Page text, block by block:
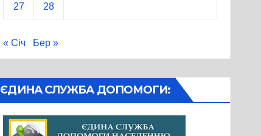
27 28
« Січ Бер »
ЄДИНА СЛУЖБА ДОПОМОГИ: